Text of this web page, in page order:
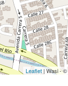
Leaflet | Wasi - ©